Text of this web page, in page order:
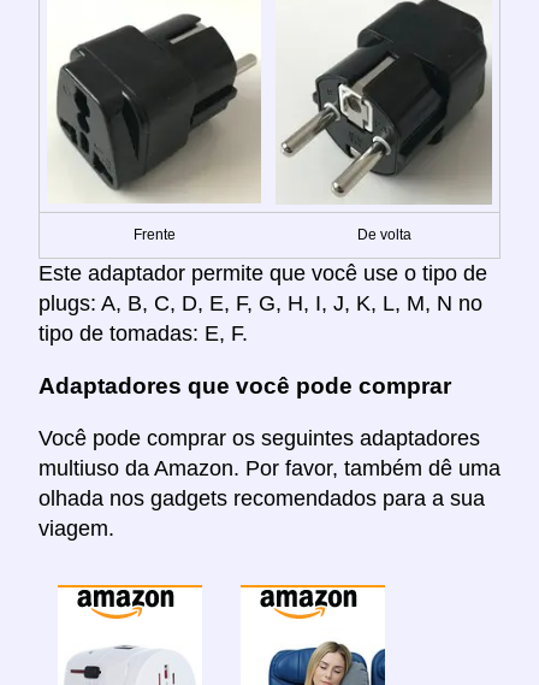
Frente De volta
Este adaptador permite que você use o tipo de
plugs: A, B, C, D, E, F, G, H, I, J, K, L, M, N no
tipo de tomadas: E, F.
Adaptadores que você pode comprar
Você pode comprar os seguintes adaptadores
multiuso da Amazon. Por favor, também dê uma
olhada nos gadgets recomendados para a sua
viagem.